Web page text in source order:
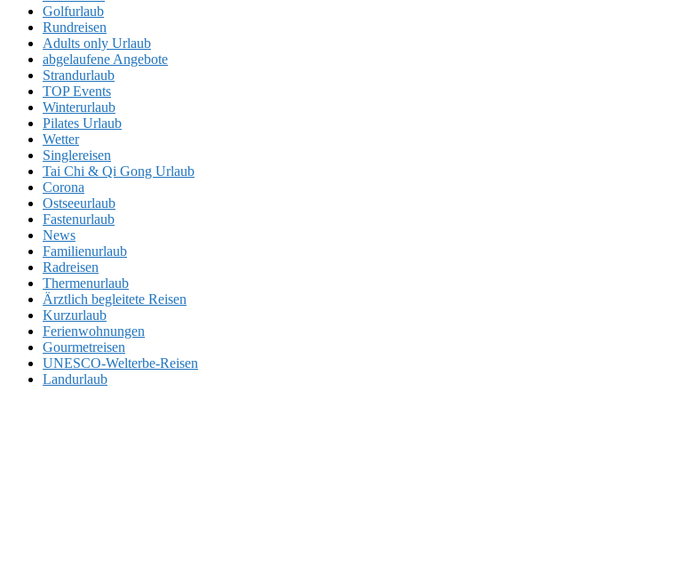
Golfurlaub
Rundreisen
Adults only Urlaub
abgelaufene Angebote
Strandurlaub
TOP Events
Winterurlaub
Pilates Urlaub
Wetter
Singlereisen
Tai Chi & Qi Gong Urlaub
Corona
Ostseeurlaub
Fastenurlaub
News
Familienurlaub
Radreisen
Thermenurlaub
Ärztlich begleitete Reisen
Kurzurlaub
Ferienwohnungen
Gourmetreisen
UNESCO-Welterbe-Reisen
Landurlaub